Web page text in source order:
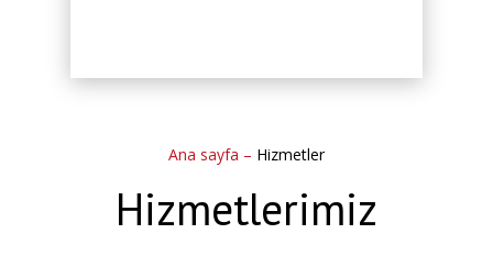
Ana sayfa – Hizmetler
Hizmetlerimiz